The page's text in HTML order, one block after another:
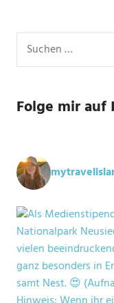
nach:
Folge mir auf